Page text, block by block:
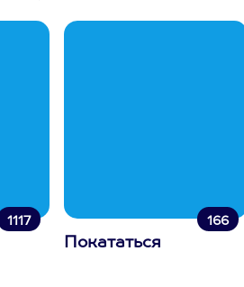
1117 166
Покататься